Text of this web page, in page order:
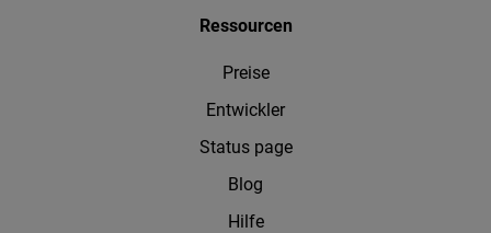
Ressourcen
Preise
Entwickler
Status page
Blog
Hilfe